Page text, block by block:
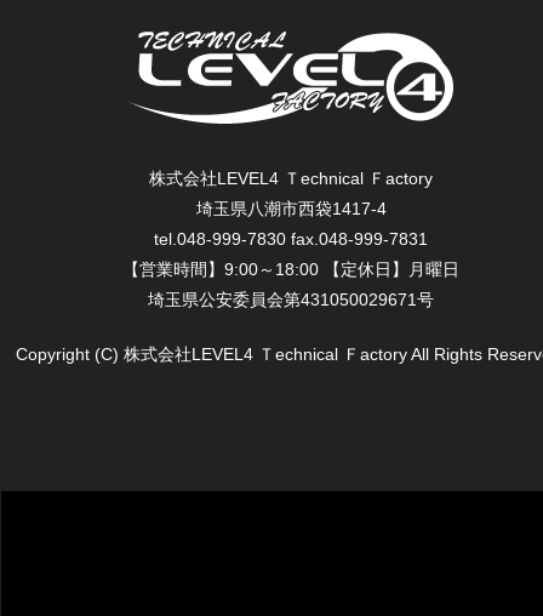
株式会社LEVEL4 Ｔechnical Ｆactory
埼玉県八潮市西袋1417-4
tel.048-999-7830 fax.048-999-7831
【営業時間】9:00～18:00 【定休日】月曜日
埼玉県公安委員会第431050029671号
Copyright (C) 株式会社LEVEL4 Ｔechnical Ｆactory All Rights